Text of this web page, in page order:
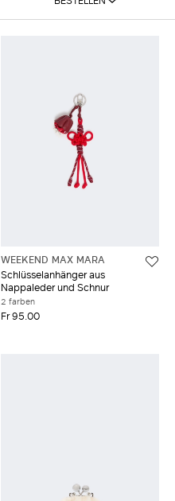
WEEKEND MAX MARA
Schlüsselanhänger aus
Nappaleder und Schnur
2 farben
Fr 95.00